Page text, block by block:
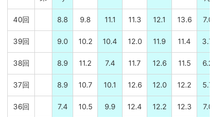
40回 8.8 9.8 11.1 11.3 12.1 13.6 7.0
39回 9.0 10.2 10.4 12.0 11.9 11.4 3.7
38回 8.9 11.2 7.4 11.7 12.6 11.5 6.2
37回 8.9 10.7 10.1 12.6 12.0 12.2 5.7
36回 7.4 10.5 9.9 12.4 12.2 12.3 7.0